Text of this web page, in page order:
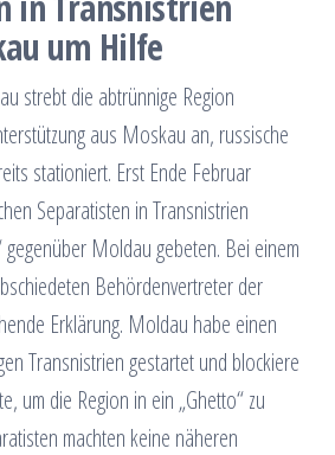
um Hilfe
strebt die abtrünnige Region
aus Moskau an, russische
stationiert. Erst Ende Februar
Separatisten in Transnistrien
gegenüber Moldau gebeten. Bei einem
Behördenvertreter der
Erklärung. Moldau habe einen
Transnistrien gestartet und blockiere
um die Region in ein „Ghetto“ zu
machten keine näheren